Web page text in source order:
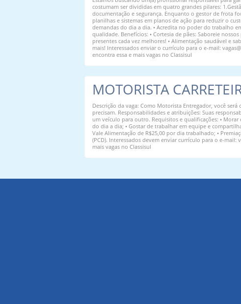
costumam ser divididas em quatro grandes pilares:
documentação e segurança. Enquanto o gestor de frota
planilhas e sistemas em planos de ação para reduzir o
demandas do dia a dia. • Acredita no poder do trabalho
qualidade. Benefícios: • Cortesia de pães: Saboreie
presentes cada vez melhores! • Alimentação saudável e
mais! Interessados enviar o currículo para o e-mail:
encontra essa e mais vagas no Classisul
MOTORISTA
Descrição da vaga: Como Motorista Entregador, você
precisam. Responsabilidades e atribuições: Suas
um veículo para outro. Requisitos e qualificações: •
do dia a dia; • Gostar de trabalhar em equipe e
Vale Alimentação de R$25,00 por dia trabalhado; •
(PCD). Interessados devem enviar currículo para o e-mail:
mais vagas no Classisul